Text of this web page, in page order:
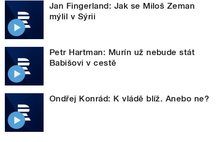
Jan Fingerland: Jak se Miloš Zeman
mýlil v Sýrii
Petr Hartman: Murín už nebude stát
Babišovi v cestě
Ondřej Konrád: K vládě blíž. Anebo ne?